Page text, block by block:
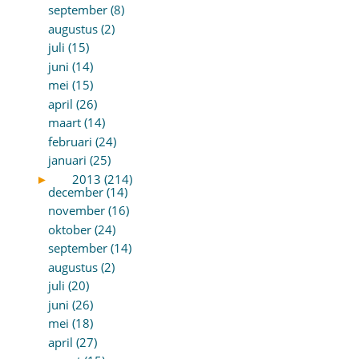
september (8)
augustus (2)
juli (15)
juni (14)
mei (15)
april (26)
maart (14)
februari (24)
januari (25)
►
2013 (214)
december (14)
november (16)
oktober (24)
september (14)
augustus (2)
juli (20)
juni (26)
mei (18)
april (27)